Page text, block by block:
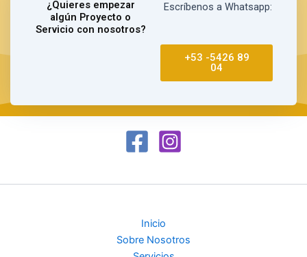
¿Quieres empezar
algún Proyecto o
Servicio con nosotros?
Escríbenos a Whatsapp:
+53 -5426 89
04
Inicio
Sobre Nosotros